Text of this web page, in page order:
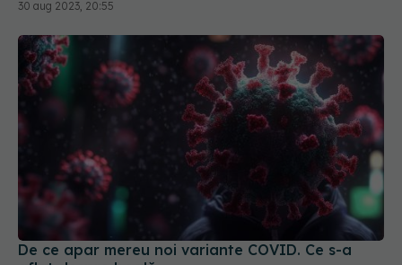
De ce apar mereu noi variante COVID. Ce s-a
aflat despre boală
11 feb 2026, 15:04